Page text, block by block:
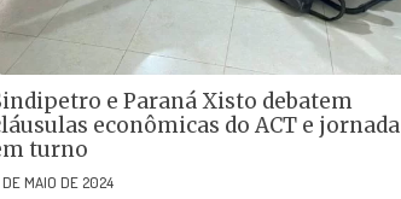
e Paraná Xisto debatem
econômicas do ACT e jornada
turno
MAIO DE 2024